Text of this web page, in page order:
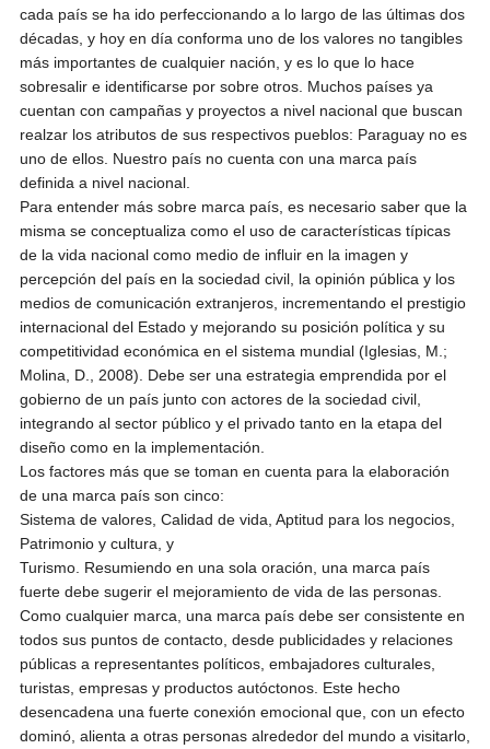
cada país se ha ido perfeccionando a lo largo de las últimas dos
décadas, y hoy en día conforma uno de los valores no tangibles
más importantes de cualquier nación, y es lo que lo hace
sobresalir e identificarse por sobre otros. Muchos países ya
cuentan con campañas y proyectos a nivel nacional que buscan
realzar los atributos de sus respectivos pueblos: Paraguay no es
uno de ellos. Nuestro país no cuenta con una marca país
definida a nivel nacional.
Para entender más sobre marca país, es necesario saber que la
misma se conceptualiza como el uso de características típicas
de la vida nacional como medio de influir en la imagen y
percepción del país en la sociedad civil, la opinión pública y los
medios de comunicación extranjeros, incrementando el prestigio
internacional del Estado y mejorando su posición política y su
competitividad económica en el sistema mundial (Iglesias, M.;
Molina, D., 2008). Debe ser una estrategia emprendida por el
gobierno de un país junto con actores de la sociedad civil,
integrando al sector público y el privado tanto en la etapa del
diseño como en la implementación.
Los factores más que se toman en cuenta para la elaboración
de una marca país son cinco:
Sistema de valores, Calidad de vida, Aptitud para los negocios,
Patrimonio y cultura, y
Turismo. Resumiendo en una sola oración, una marca país
fuerte debe sugerir el mejoramiento de vida de las personas.
Como cualquier marca, una marca país debe ser consistente en
todos sus puntos de contacto, desde publicidades y relaciones
públicas a representantes políticos, embajadores culturales,
turistas, empresas y productos autóctonos. Este hecho
desencadena una fuerte conexión emocional que, con un efecto
dominó, alienta a otras personas alrededor del mundo a visitarlo,